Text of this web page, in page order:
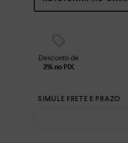
Desconto de
3% no PIX